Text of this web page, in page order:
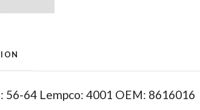
56-64 Lempco: 4001 OEM: 8616016